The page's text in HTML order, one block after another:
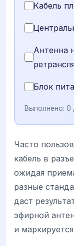
Кабель
Антенна
Блок
Выполнено: 0
Часто
кабель в
ожидая
разные
даст
эфирной
и